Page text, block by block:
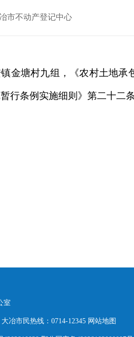
市不动产登记中心
金塘村九组，《农村土地
行条例实施细则》第二十二
室
冶市民热线：0714-12345 网站地图